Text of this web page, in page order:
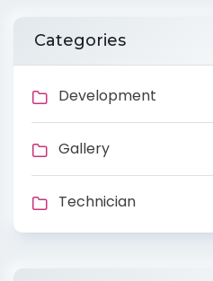
Categories
Development
Gallery
Technician